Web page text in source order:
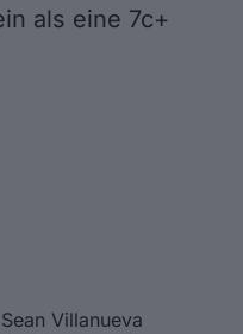
als eine 7c+
Villanueva